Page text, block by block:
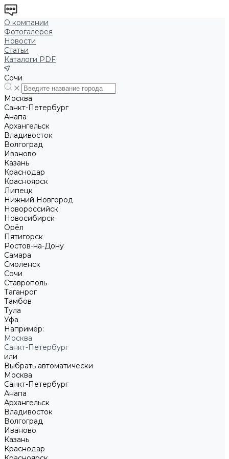
О компании
Фотогалерея
Новости
Статьи
Каталоги PDF
Сочи
Москва
Санкт-Петербург
Анапа
Архангельск
Владивосток
Волгоград
Иваново
Казань
Краснодар
Красноярск
Липецк
Нижний Новгород
Новороссийск
Новосибирск
Орёл
Пятигорск
Ростов-на-Дону
Самара
Смоленск
Сочи
Ставрополь
Таганрог
Тамбов
Тула
Уфа
Например:
Москва
Санкт-Петербург
или
Выбрать автоматически
Москва
Санкт-Петербург
Анапа
Архангельск
Владивосток
Волгоград
Иваново
Казань
Краснодар